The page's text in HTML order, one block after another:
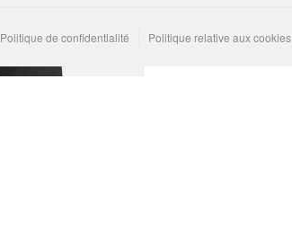
Politique de confidentialité Politique relative aux cookies